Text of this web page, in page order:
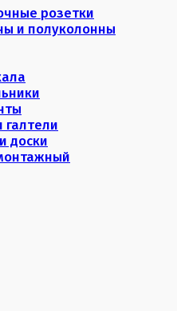
розетки
и полуколонны
галтели
доски